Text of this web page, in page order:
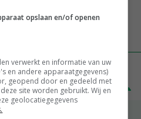
€ 269,00 € 7,00
opslaan en/of openen
verwerkt en informatie van uw
en andere apparaatgegevens)
geopend door en gedeeld met
site worden gebruikt. Wij en
geolocatiegegevens